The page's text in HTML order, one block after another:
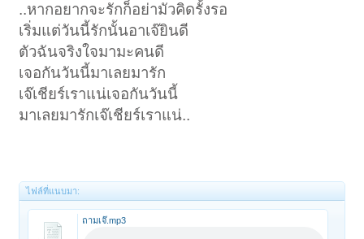
..หากอยากจะรักก็อย่ามัวคิดรั้งรอ
เริ่มแต่วันนี้รักนั้นอาเจ๊ยินดี
ตัวฉันจริงใจมามะคนดี
เจอกันวันนี้มาเลยมารัก
เจ๊เชียร์เราแน่เจอกันวันนี้
มาเลยมารักเจ๊เชียร์เราแน่..
ไฟล์ที่แนบมา:
ถามเจ๊.mp3